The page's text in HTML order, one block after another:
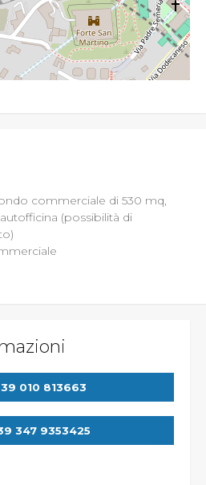
commerciale di 530 mq,
(possibilità di
010 813663
347 9353425